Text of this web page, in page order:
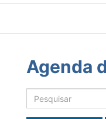
Agenda